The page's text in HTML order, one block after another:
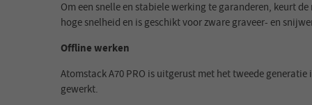
Om een snelle en stabiele werking te garanderen, keurt
hoge snelheid en is geschikt voor zware graveer- en
Offline werken
Atomstack A70 PRO is uitgerust met het tweede
gewerkt.